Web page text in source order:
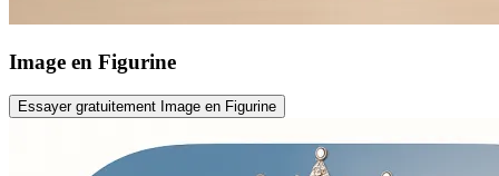
Image en Figurine
Essayer gratuitement Image en Figurine